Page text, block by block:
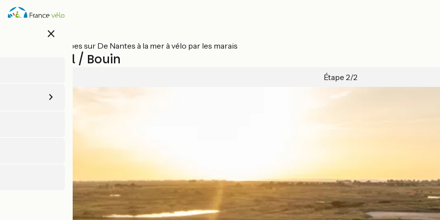
Aller
au
close
Toutes les étapes sur De Nantes à la mer à vélo par les marais
Machecoul / Bouin
Étape 2/2